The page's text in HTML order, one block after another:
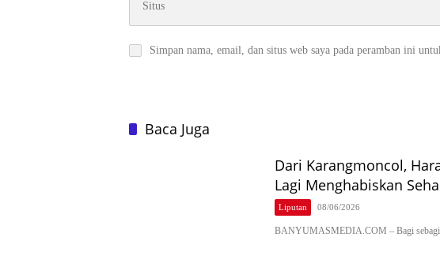
Simpan nama, email, dan situs web saya pada peramban ini
Baca Juga
Dari Karangmoncol,
Lagi Menghabiskan
Liputan 08/06/2026
BANYUMASMEDIA.COM – Bagi